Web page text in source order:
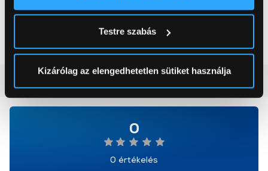
módjairól és adja meg preferenciáit aRészletek
pontban. Bármikor módosíthatja vagy visszavonhatja a
Sütinyilatkozathoz való hozzájárulását.
okat használ, melyeket az Ön gépén tárol a rendszer. A
cookie-k személyazonosítására nem alkalmasak,
szolgáltatásaink biztosításához szükségesek. Az oldal
ÁSZFésAdatvédelem
Testre szabás
Kizárólag az elengedhetetlen sütiket használja
kombinált hűtőszekrény
179 999 Ft
0
0 értékelés